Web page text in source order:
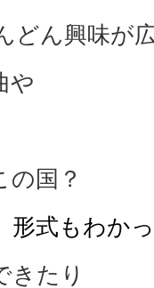
どん興味が
や
の国？
形式もわか
きたり